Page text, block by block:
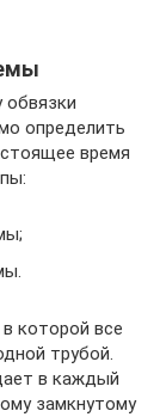
обвязки
определить
время
которой все
трубой.
в каждый
замкнутому